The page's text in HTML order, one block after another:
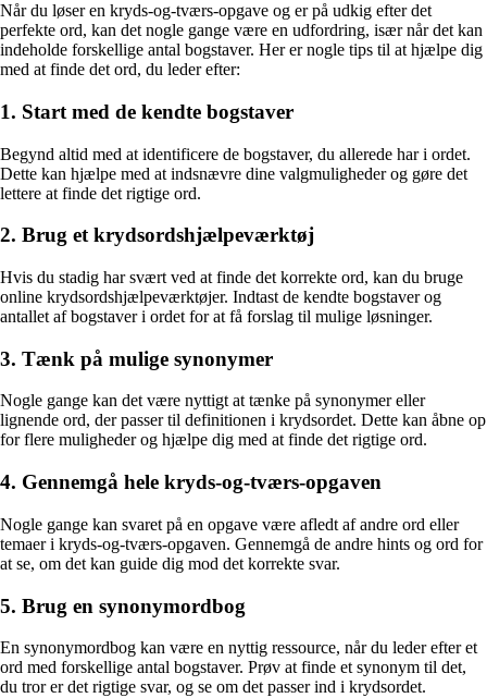
Når du løser en kryds-og-tværs-opgave og er på udkig efter det
perfekte ord, kan det nogle gange være en udfordring, især når det kan
indeholde forskellige antal bogstaver. Her er nogle tips til at hjælpe dig
med at finde det ord, du leder efter:
1. Start med de kendte bogstaver
Begynd altid med at identificere de bogstaver, du allerede har i ordet.
Dette kan hjælpe med at indsnævre dine valgmuligheder og gøre det
lettere at finde det rigtige ord.
2. Brug et krydsordshjælpeværktøj
Hvis du stadig har svært ved at finde det korrekte ord, kan du bruge
online krydsordshjælpeværktøjer. Indtast de kendte bogstaver og
antallet af bogstaver i ordet for at få forslag til mulige løsninger.
3. Tænk på mulige synonymer
Nogle gange kan det være nyttigt at tænke på synonymer eller
lignende ord, der passer til definitionen i krydsordet. Dette kan åbne op
for flere muligheder og hjælpe dig med at finde det rigtige ord.
4. Gennemgå hele kryds-og-tværs-opgaven
Nogle gange kan svaret på en opgave være afledt af andre ord eller
temaer i kryds-og-tværs-opgaven. Gennemgå de andre hints og ord for
at se, om det kan guide dig mod det korrekte svar.
5. Brug en synonymordbog
En synonymordbog kan være en nyttig ressource, når du leder efter et
ord med forskellige antal bogstaver. Prøv at finde et synonym til det,
du tror er det rigtige svar, og se om det passer ind i krydsordet.